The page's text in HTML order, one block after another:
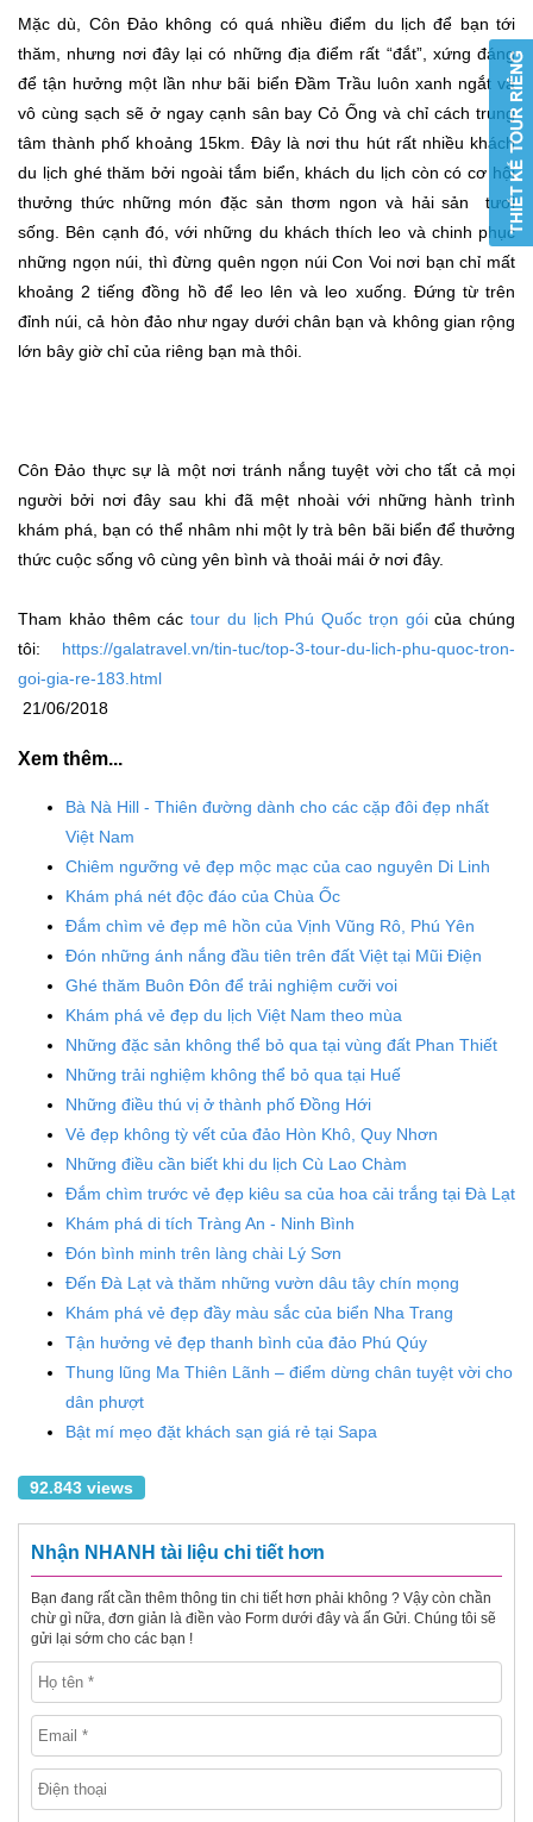
Mặc dù, Côn Đảo không có quá nhiều điểm du lịch để bạn tới
thăm, nhưng nơi đây lại có những địa điểm rất “đắt”, xứng đáng
để tận hưởng một lần như bãi biển Đầm Trầu luôn xanh ngắt và
vô cùng sạch sẽ ở ngay cạnh sân bay Cỏ Ống và chỉ cách trung
tâm thành phố khoảng 15km. Đây là nơi thu hút rất nhiều khách
du lịch ghé thăm bởi ngoài tắm biển, khách du lịch còn có cơ hội
thưởng thức những món đặc sản thơm ngon và hải sản tươi
sống. Bên cạnh đó, với những du khách thích leo và chinh phục
những ngọn núi, thì đừng quên ngọn núi Con Voi nơi bạn chỉ mất
khoảng 2 tiếng đồng hồ để leo lên và leo xuống. Đứng từ trên
đỉnh núi, cả hòn đảo như ngay dưới chân bạn và không gian rộng
lớn bây giờ chỉ của riêng bạn mà thôi.
Côn Đảo thực sự là một nơi tránh nắng tuyệt vời cho tất cả mọi
người bởi nơi đây sau khi đã mệt nhoài với những hành trình
khám phá, bạn có thể nhâm nhi một ly trà bên bãi biển để thưởng
thức cuộc sống vô cùng yên bình và thoải mái ở nơi đây.
Tham khảo thêm các tour du lịch Phú Quốc trọn góicủa chúng
tôi: https://galatravel.vn/tin-tuc/top-3-tour-du-lich-phu-quoc-tron-
goi-gia-re-183.html
21/06/2018
Xem thêm...
Bà Nà Hill - Thiên đường dành cho các cặp đôi đẹp nhất
Việt Nam
Chiêm ngưỡng vẻ đẹp mộc mạc của cao nguyên Di Linh
Khám phá nét độc đáo của Chùa Ốc
Đắm chìm vẻ đẹp mê hồn của Vịnh Vũng Rô, Phú Yên
Đón những ánh nắng đầu tiên trên đất Việt tại Mũi Điện
Ghé thăm Buôn Đôn để trải nghiệm cưỡi voi
Khám phá vẻ đẹp du lịch Việt Nam theo mùa
Những đặc sản không thể bỏ qua tại vùng đất Phan Thiết
Những trải nghiệm không thể bỏ qua tại Huế
Những điều thú vị ở thành phố Đồng Hới
Vẻ đẹp không tỳ vết của đảo Hòn Khô, Quy Nhơn
Những điều cần biết khi du lịch Cù Lao Chàm
Đắm chìm trước vẻ đẹp kiêu sa của hoa cải trắng tại Đà Lạt
Khám phá di tích Tràng An - Ninh Bình
Đón bình minh trên làng chài Lý Sơn
Đến Đà Lạt và thăm những vườn dâu tây chín mọng
Khám phá vẻ đẹp đầy màu sắc của biển Nha Trang
Tận hưởng vẻ đẹp thanh bình của đảo Phú Qúy
Thung lũng Ma Thiên Lãnh – điểm dừng chân tuyệt vời cho
dân phượt
Bật mí mẹo đặt khách sạn giá rẻ tại Sapa
92.843 views
Nhận NHANH tài liệu chi tiết hơn
Bạn đang rất cần thêm thông tin chi tiết hơn phải không ? Vậy còn chần
chừ gì nữa, đơn giản là điền vào Form dưới đây và ấn Gửi. Chúng tôi sẽ
gửi lại sớm cho các bạn !